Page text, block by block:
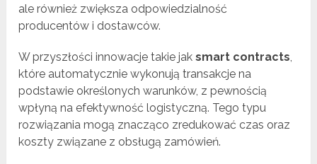
ale również zwiększa odpowiedzialność
producentów i dostawców.
W przyszłości innowacje takie jaksmart contracts,
które automatycznie wykonują transakcje na
podstawie określonych warunków, z pewnością
wpłyną na efektywność logistyczną. Tego typu
rozwiązania mogą znacząco zredukować czas oraz
koszty związane z obsługą zamówień.